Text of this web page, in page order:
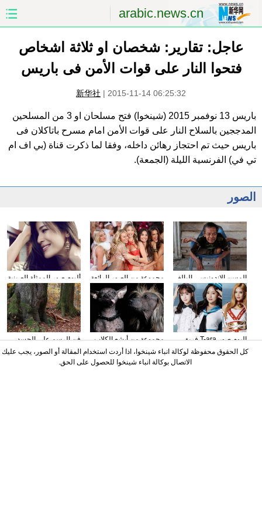
arabic.news.cn
الصين الصفحة الأولى
الشرق الأوسط العالم
العلوم والصحة الثقافة والتعليم
السياحة والبيئة
عاجل: تقارير: شخصان او ثلاثة اشخاص
فتحوا النار على قوات الأمن فى باريس
新华社 | 2015-11-14 06:25:32
باريس 13 نوفمبر 2015 (شينخوا) فتح مسلحان او 3 من المسلحين
المدججين بالسلاح النار على قوات الأمن امام مسرح باتاكلان فى
باريس حيث تم احتجاز رهائن داخله، وفقا لما ذكرت قناة (بي اف ام
تي في) الفرنسية الليلة (الجمعة).
الصور
ألبوم صور الممثلة الصينية
تونغ لي
مجموعة من الصور الرائعة
في العرض السنوي
ل"سر فيكتوريا"
المسن الاندونيسي البالغ
عمره 68 سنة ذو جسم
لين
فن الرسم على الجسد
يخفي الموديلة في
الطبيعة
مجموعة من أبشع الكلاب
في العالم
البوم صور T-ara فريق
الشابات من كوريا
الجنوبية
كل الحقوق محفوظة لوكالة انباء شينخوا، اذا أردت استخدام المقالة أو الصور، يجب عليك
الاتصال بوكالة انباء شينخوا للحصول على الحق.